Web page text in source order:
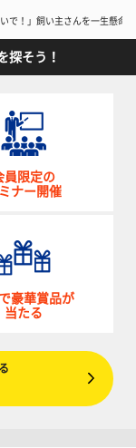
いで！」飼い主さんを一生懸命
探そう！
員限定の
ナー開催
豪華賞品が
当たる